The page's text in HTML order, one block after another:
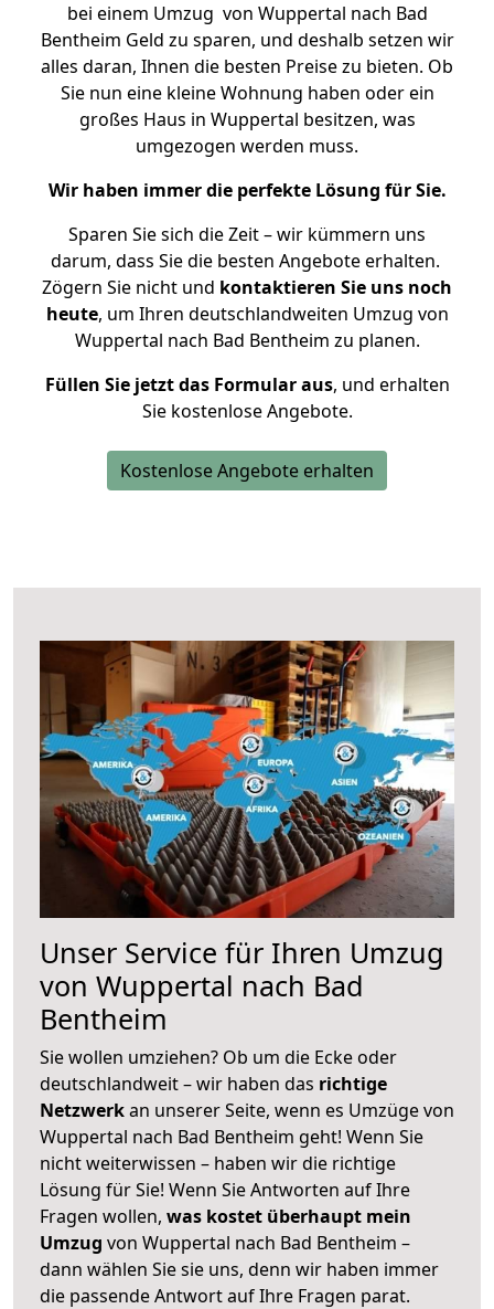
bei einem Umzug von Wuppertal nach Bad
Bentheim Geld zu sparen, und deshalb setzen wir
alles daran, Ihnen die besten Preise zu bieten. Ob
Sie nun eine kleine Wohnung haben oder ein
großes Haus in Wuppertal besitzen, was
umgezogen werden muss.
Wir haben immer die perfekte Lösung für Sie.
Sparen Sie sich die Zeit – wir kümmern uns
darum, dass Sie die besten Angebote erhalten.
Zögern Sie nicht und kontaktieren Sie uns noch
heute, um Ihren deutschlandweiten Umzug von
Wuppertal nach Bad Bentheim zu planen.
Füllen Sie jetzt das Formular aus, und erhalten
Sie kostenlose Angebote.
Kostenlose Angebote erhalten
Unser Service für Ihren Umzug
von Wuppertal nach Bad
Bentheim
Sie wollen umziehen? Ob um die Ecke oder
deutschlandweit – wir haben das richtige
Netzwerkan unserer Seite, wenn es Umzüge von
Wuppertal nach Bad Bentheim geht! Wenn Sie
nicht weiterwissen – haben wir die richtige
Lösung für Sie! Wenn Sie Antworten auf Ihre
Fragen wollen, was kostet überhaupt mein
Umzug von Wuppertal nach Bad Bentheim –
dann wählen Sie sie uns, denn wir haben immer
die passende Antwort auf Ihre Fragen parat.